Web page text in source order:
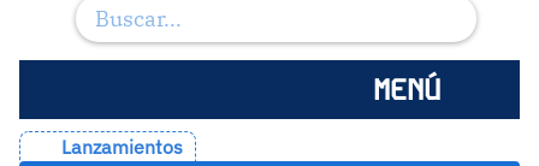
MENÚ
Lanzamientos